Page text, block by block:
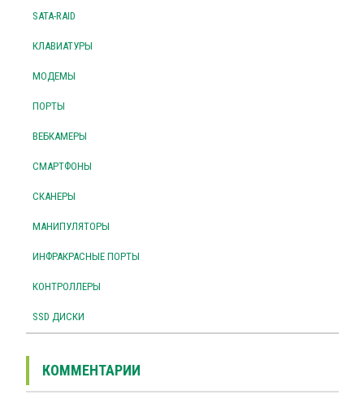
SATA-RAID
КЛАВИАТУРЫ
МОДЕМЫ
ПОРТЫ
ВЕБКАМЕРЫ
СМАРТФОНЫ
СКАНЕРЫ
МАНИПУЛЯТОРЫ
ИНФРАКРАСНЫЕ ПОРТЫ
КОНТРОЛЛЕРЫ
SSD ДИСКИ
КОММЕНТАРИИ